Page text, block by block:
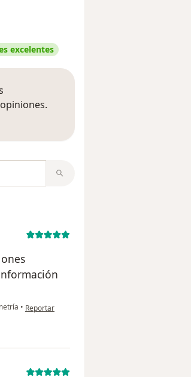
excelentes
• en opinión del usuario Diego Garcia
Reportar